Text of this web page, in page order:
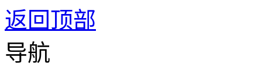
返回顶部
导航